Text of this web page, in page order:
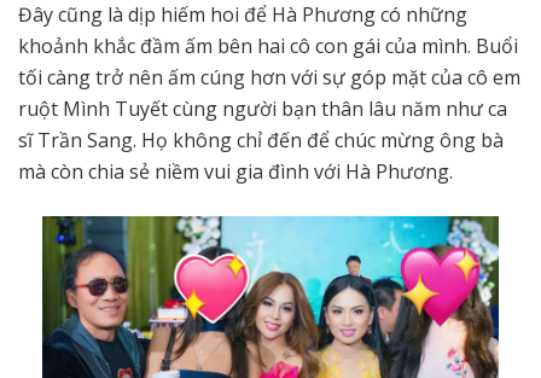
Đây cũng là dịp hiếm hoi để Hà Phương có những
khoảnh khắc đầm ấm bên hai cô con gái của mình. Buổi
tối càng trở nên ấm cúng hơn với sự góp mặt của cô em
ruột Mình Tuyết cùng người bạn thân lâu năm như ca
sĩ Trần Sang. Họ không chỉ đến để chúc mừng ông bà
mà còn chia sẻ niềm vui gia đình với Hà Phương.